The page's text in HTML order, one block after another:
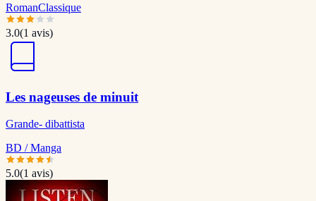
RomanClassique
3.0(1 avis)
Les nageuses de minuit
Grande- dibattista
BD / Manga
5.0(1 avis)